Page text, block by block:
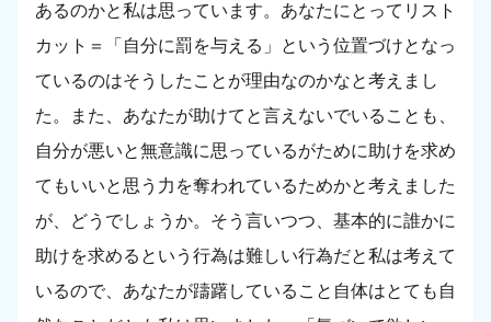
あるのかと私は思っています。あなたにとってリスト
カット＝「自分に罰を与える」という位置づけとなっ
ているのはそうしたことが理由なのかなと考えまし
た。また、あなたが助けてと言えないでいることも、
自分が悪いと無意識に思っているがために助けを求め
てもいいと思う力を奪われているためかと考えました
が、どうでしょうか。そう言いつつ、基本的に誰かに
助けを求めるという行為は難しい行為だと私は考えて
いるので、あなたが躊躇していること自体はとても自